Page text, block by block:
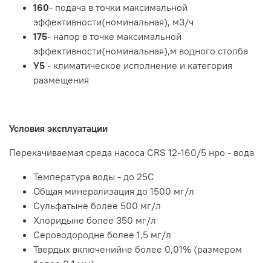
160- подача в точки максимальной
эффективности(номинальная), м3/ч
175- напор в точке максимальной
эффективности(номинальная),м водного столба
У5 - климатическое исполнение и категория
размещения
Условия эксплуатации
Перекачиваемая среда насоса CRS 12-160/5 нро - вода
Температура воды - до 25С
Общая минерализация до 1500 мг/л
Сульфатыне более 500 мг/л
Хлоридыне более 350 мг/л
Сероводородне более 1,5 мг/л
Твердых включенийне более 0,01% (размером